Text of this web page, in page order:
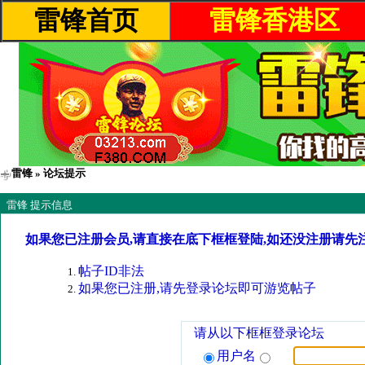
雷锋首页 雷锋香港区
雷锋 » 论坛提示
雷锋 提示信息
如果您已注册会员,请直接在底下框框登陆,如还没注册请先
帖子ID非法
如果您已注册,请先登录论坛即可游览帖子
请从以下框框登录论坛
用户名